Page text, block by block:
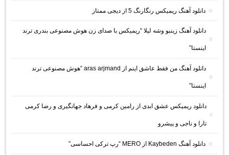
دانلود آهنگ ریمیکس رنگارنگ 5 از دیجی ممتاز
دانلود آهنگ زینبو وشه لیلا “ریمیکس با صدای زن هوش مصنوعی بندری ترند
اینستا”
دانلود آهنگ من فقط عاشق اینم از aras arjmand “هوش مصنوعی ترند
اینستا”
دانلود ریمیکس عشق ابدی از رامین کرمی و فرهاد جهانگیری و رضا کرمی
تارا و ناجی و پیشرو
دانلود آهنگ Kaybeden از MERO “رپ ترکی احساسی”